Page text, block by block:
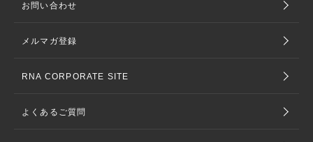
お問い合わせ
メルマガ登録
RNA CORPORATE SITE
よくあるご質問